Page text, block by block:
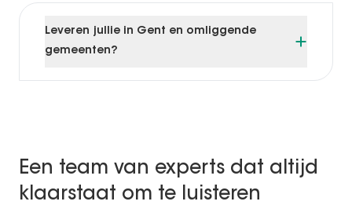
Leveren jullie in Gent en omliggende
gemeenten?
Een team van experts dat altijd
klaarstaat om te luisteren